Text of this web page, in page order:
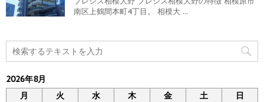
南区上鶴間本町4丁目。 相模大 ...
2026年8月
月
火 水 木 金 土 日